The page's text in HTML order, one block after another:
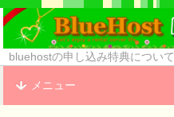
bluehostの申し込み特典について
メニュー